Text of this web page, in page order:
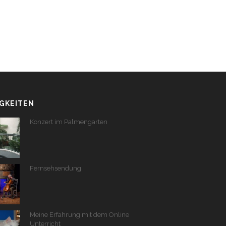
Konzert im Palmengarten
Fernsehsendung
Meine Erfahrung mit dem Online
Unterricht